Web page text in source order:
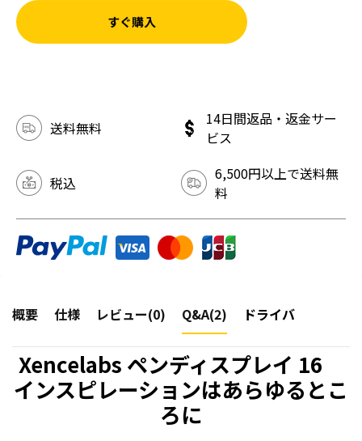
すぐ購入
送料無料
14日間返品・返金サー
ビス
税込
6,500円以上で送料無
料
概要 仕様 レビュー(0) Q&A(2) ドライバ
Xencelabs ペンディスプレイ 16
インスピレーションはあらゆるとこ
ろに